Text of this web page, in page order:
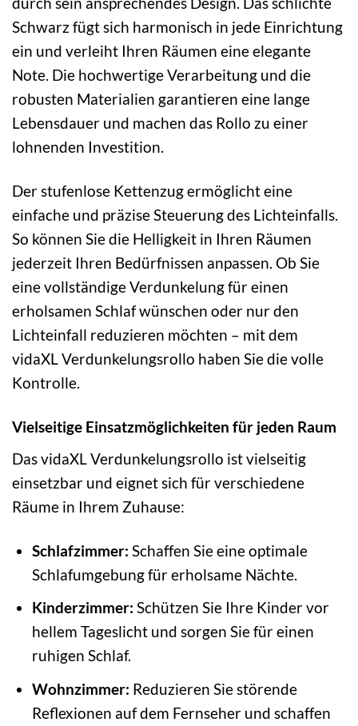
Schwarz fügt sich harmonisch in jede Einrichtung
ein und verleiht Ihren Räumen eine elegante
Note. Die hochwertige Verarbeitung und die
robusten Materialien garantieren eine lange
Lebensdauer und machen das Rollo zu einer
lohnenden Investition.
Der stufenlose Kettenzug ermöglicht eine
einfache und präzise Steuerung des Lichteinfalls.
So können Sie die Helligkeit in Ihren Räumen
jederzeit Ihren Bedürfnissen anpassen. Ob Sie
eine vollständige Verdunkelung für einen
erholsamen Schlaf wünschen oder nur den
Lichteinfall reduzieren möchten – mit dem
vidaXL Verdunkelungsrollo haben Sie die volle
Kontrolle.
Vielseitige Einsatzmöglichkeiten für jeden Raum
Das vidaXL Verdunkelungsrollo ist vielseitig
einsetzbar und eignet sich für verschiedene
Räume in Ihrem Zuhause:
Schlafzimmer: Schaffen Sie eine optimale
Schlafumgebung für erholsame Nächte.
Kinderzimmer: Schützen Sie Ihre Kinder vor
hellem Tageslicht und sorgen Sie für einen
ruhigen Schlaf.
Wohnzimmer: Reduzieren Sie störende
Reflexionen auf dem Fernseher und schaffen